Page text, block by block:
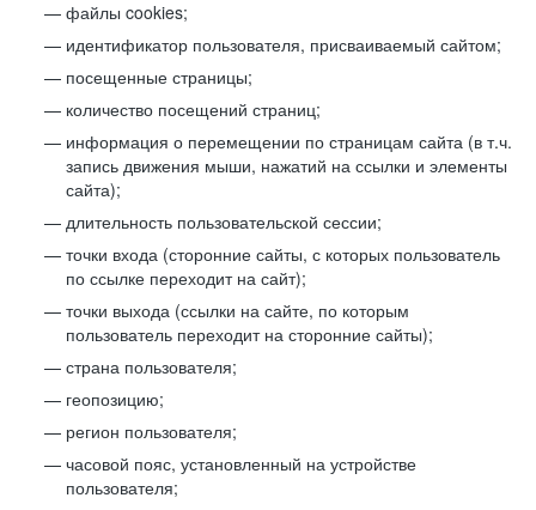
файлы cookies;
идентификатор пользователя, присваиваемый сайтом;
посещенные страницы;
количество посещений страниц;
информация о перемещении по страницам сайта (в т.ч.
запись движения мыши, нажатий на ссылки и элементы
сайта);
длительность пользовательской сессии;
точки входа (сторонние сайты, с которых пользователь
по ссылке переходит на сайт);
точки выхода (ссылки на сайте, по которым
пользователь переходит на сторонние сайты);
страна пользователя;
геопозицию;
регион пользователя;
часовой пояс, установленный на устройстве
пользователя;